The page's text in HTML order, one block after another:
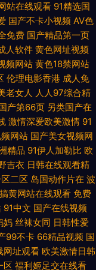
频播放 久久自偷拍视频
乐 91爱爱视频 东京热
站在线观看 91精选国
国产不卡小视频 AV色
免费 国产精品第一页
人软件 黄色网址视频
频网站 黄色18禁网站
伦理电影香港 成人免
老女人 人人97综合精
产第66页 另类国产在
激情深爱欧美激情 91
网站 国产美女视频网
精品 91伊人加勒比 欧
吉衣 日韩在线观看精
二区 岛国动作片在 波
搞黄网站在线观看 免费
91中文 国产在线视频
妈 丝袜女同 日韩性爱
99不卡 66精品视频 国
网址观看 欧美激情日韩
区 福利姬足交在线看